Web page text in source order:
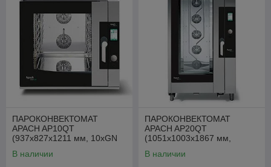
ПАРОКОНВЕКТОМАТ
APACH AP10QT
(937х827х1211 мм, 10хGN
автомойка)
В наличии
ПАРОКОНВЕКТОМАТ
APACH AP20QT
(1051х1003х1867 мм,
комплекте), 380В, 28,5кВт)
В наличии